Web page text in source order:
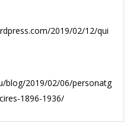
2019/02/12/qui
blog/2019/02/06/personatg
1896-1936/